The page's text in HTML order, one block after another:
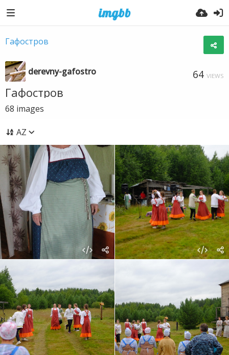
Гафостров
derevny-gafostro 64 VIEWS
Гафостров
68 images
AZ